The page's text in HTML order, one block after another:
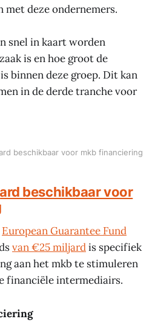
met deze ondernemers.
snel in kaart worden
is en hoe groot de
binnen deze groep. Dit kan
in de derde tranche voor
beschikbaar voor mkb financiering
beschikbaar voor
European Guarantee Fund
van €25 miljardis specifiek
aan het mkb te stimuleren
financiële intermediairs.